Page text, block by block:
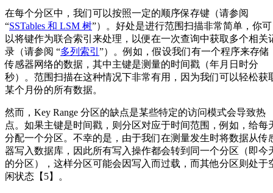
在每个分区中，我们可以按照一定的顺序保存键（请参阅
“SSTables 和 LSM 树”）。好处是进行范围扫描非常简单，你可
以将键作为联合索引来处理，以便在一次查询中获取多个相关
录（请参阅 “多列索引 ”）。例如，假设我们有一个程序来存储
传感器网络的数据，其中主键是测量的时间戳（年月日时分
秒）。范围扫描在这种情况下非常有用，因为我们可以轻松获
某个月份的所有数据。
然而，Key Range 分区的缺点是某些特定的访问模式会导致热
点。如果主键是时间戳，则分区对应于时间范围，例如，给每
分配一个分区。不幸的是，由于我们在测量发生时将数据从传
器写入数据库，因此所有写入操作都会转到同一个分区（即今
的分区），这样分区可能会因写入而过载，而其他分区则处于
闲状态【5】。